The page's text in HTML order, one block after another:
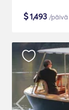
$1,493 /päivä